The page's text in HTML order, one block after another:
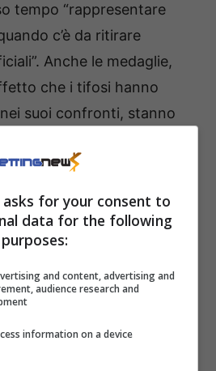
tempo “rappresentare
c’è da ritirare
Anche le medaglie,
che i tifosi hanno
suoi confronti, stanno
ha un prezzo
ci sarebbero, giusto
simbolici come il ruolo di
diplomazia dello sport e la
della città di Torino,
for your consent to
data for the following
purposes:
and content, advertising and
audience research and
information on a device